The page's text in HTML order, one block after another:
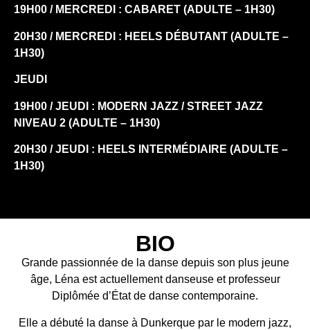
19H00 / MERCREDI : CABARET (ADULTE – 1H30)
20H30 / MERCREDI : HEELS DÉBUTANT (ADULTE –
1H30)
JEUDI
19H00 / JEUDI : MODERN JAZZ / STREET JAZZ
NIVEAU 2 (ADULTE – 1H30)
20H30 / JEUDI : HEELS INTERMÉDIAIRE (ADULTE –
1H30)
BIO
Grande passionnée de la danse depuis son plus jeune
âge, Léna est actuellement danseuse et professeur
Diplômée d’État de danse contemporaine.
Elle a débuté la danse à Dunkerque par le modern jazz,